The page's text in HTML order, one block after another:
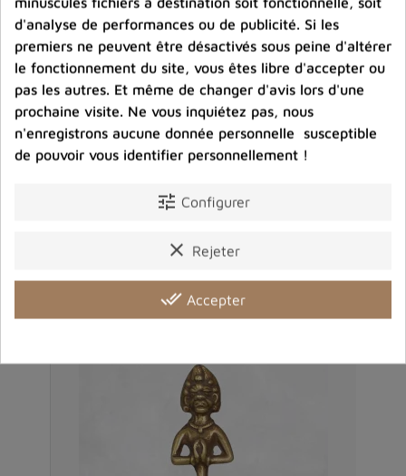
carbonique
Partager :
Description Détails du produit Avis clients
d'analyse de performances ou de publicité. Si les
premiers ne peuvent être désactivés sous peine d'altérer
le fonctionnement du site, vous êtes libre d'accepter ou
pas les autres. Et même de changer d'avis lors d'une
prochaine visite. Ne vous inquiétez pas, nous
n'enregistrons aucune donnée personnelle susceptible
de pouvoir vous identifier personnellement !
tune Configurer
clear Rejeter
done_all Accepter